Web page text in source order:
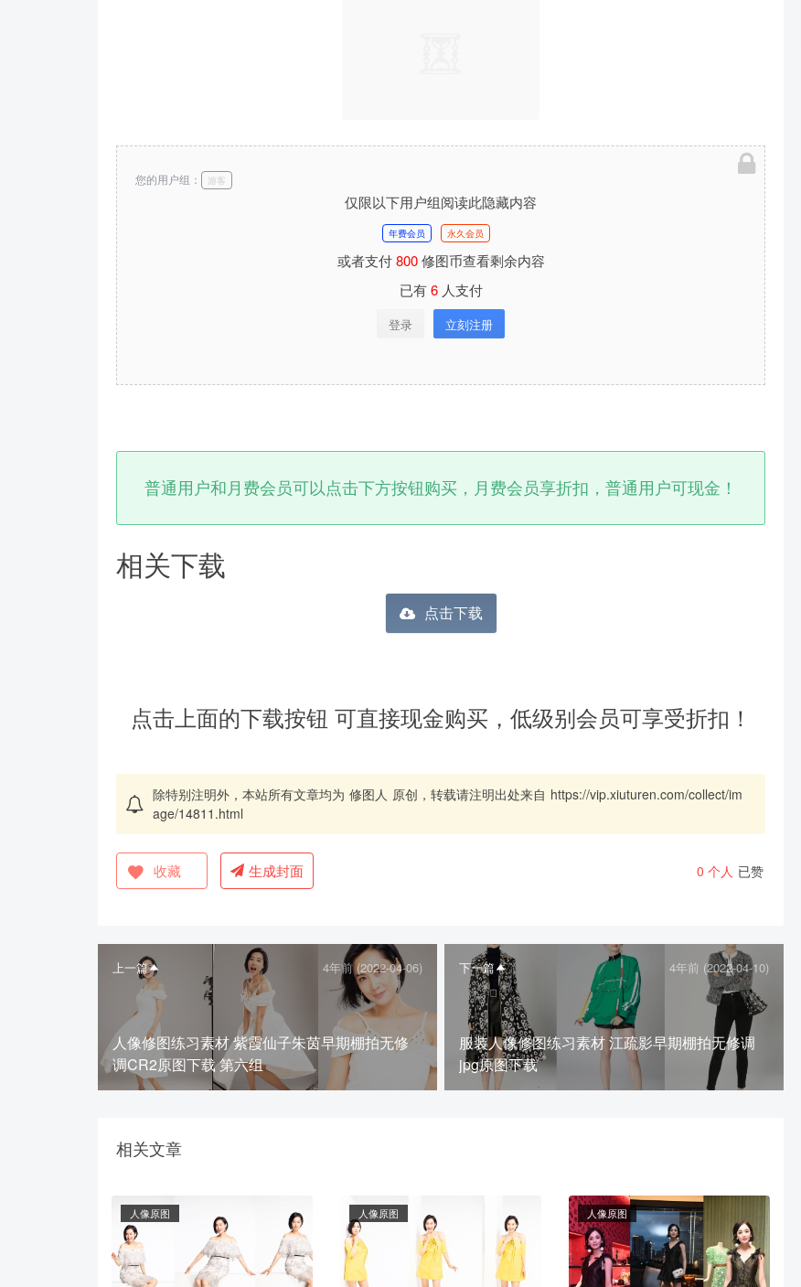
仅限以下用户组阅读此隐藏内容
年费会员 永久会员
或者支付800修图币查看剩余内容
已有6人支付
登录 立刻注册
您的用户组： 游客
普通用户和月费会员可以点击下方按钮购买，月费会员享折扣，普通用户可现金！
相关下载
点击下载
点击上面的下载按钮 可直接现金购买，低级别会员可享受折扣！
除特别注明外，本站所有文章均为 修图人 原创，转载请注明出处来自 https://vip.xiuturen.com/collect/im
age/14811.html
收藏 生成封面
分享本文封面
0 个人 已赞
上一篇 4年前 (2022-04-06)
人像修图练习素材 紫霞仙子朱茵早期棚拍无修
调CR2原图下载 第六组
下一篇 4年前 (2022-04-10)
服装人像修图练习素材 江疏影早期棚拍无修调
jpg原图下载
相关文章
人像原图 人像原图 人像原图